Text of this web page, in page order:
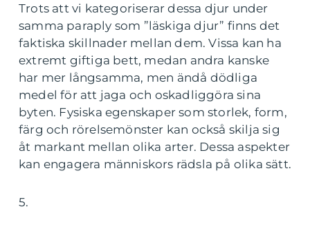
Trots att vi kategoriserar dessa djur under
samma paraply som ”läskiga djur” finns det
faktiska skillnader mellan dem. Vissa kan ha
extremt giftiga bett, medan andra kanske
har mer långsamma, men ändå dödliga
medel för att jaga och oskadliggöra sina
byten. Fysiska egenskaper som storlek, form,
färg och rörelsemönster kan också skilja sig
åt markant mellan olika arter. Dessa aspekter
kan engagera människors rädsla på olika sätt.
5.